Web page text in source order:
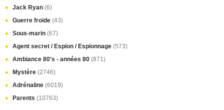
Jack Ryan (6)
Guerre froide (43)
Sous-marin (67)
Agent secret / Espion / Espionnage (573)
Ambiance 80's - années 80 (871)
Mystère (2746)
Adrénaline (6019)
Parents (10763)